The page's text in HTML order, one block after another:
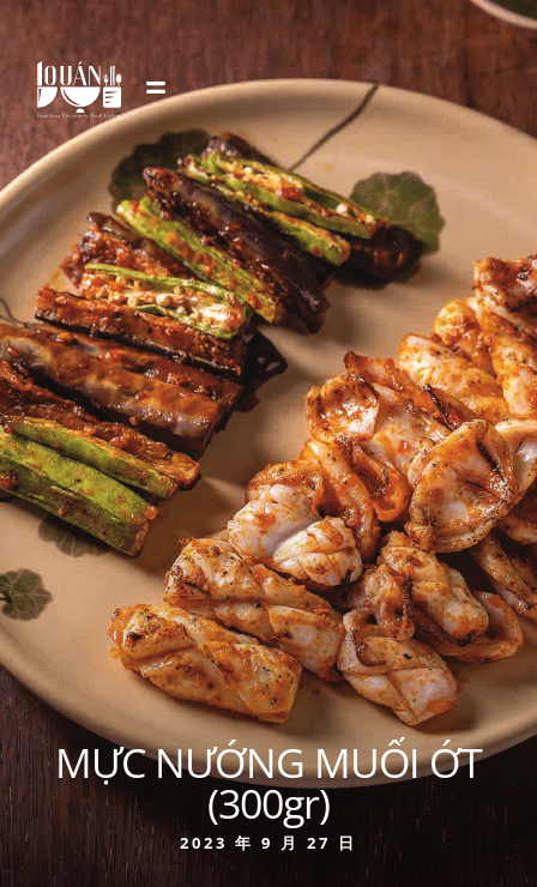
MỰC NƯỚNG MUỐI ỚT
(300gr)
2023 年 9 月 27 日